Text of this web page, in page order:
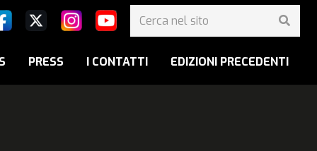
PRESS I CONTATTI EDIZIONI PRECEDENTI